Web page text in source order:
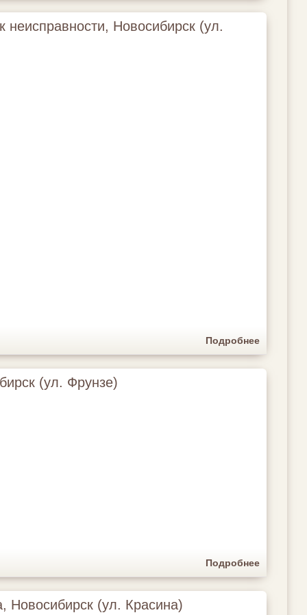
неисправности, Новосибирск (ул.
Подробнее
(ул. Фрунзе)
Подробнее
Новосибирск (ул. Красина)